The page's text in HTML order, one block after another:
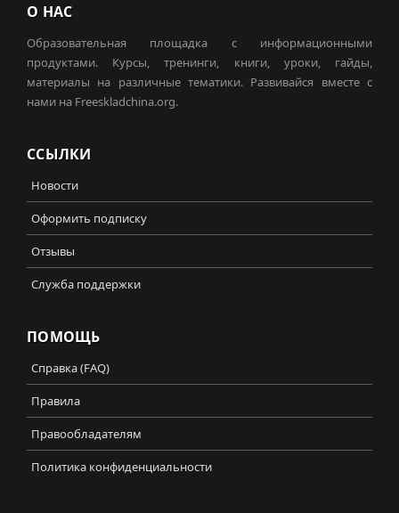
О НАС
Образовательная площадка с информационными
продуктами. Курсы, тренинги, книги, уроки, гайды,
материалы на различные тематики. Развивайся вместе с
нами на Freeskladchina.org.
ССЫЛКИ
Новости
Оформить подписку
Отзывы
Служба поддержки
ПОМОЩЬ
Справка (FAQ)
Правила
Правообладателям
Политика конфиденциальности